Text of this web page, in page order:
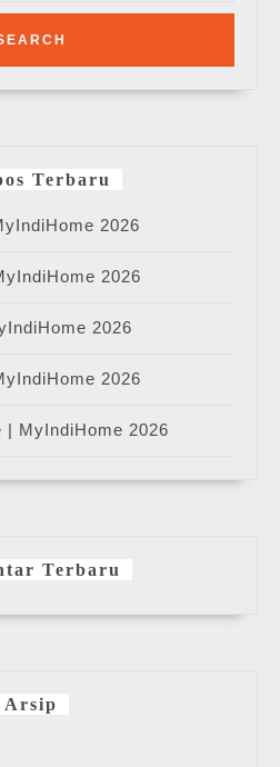
Terbaru
2026
2026
2026
2026
| MyIndiHome 2026
Terbaru
Arsip